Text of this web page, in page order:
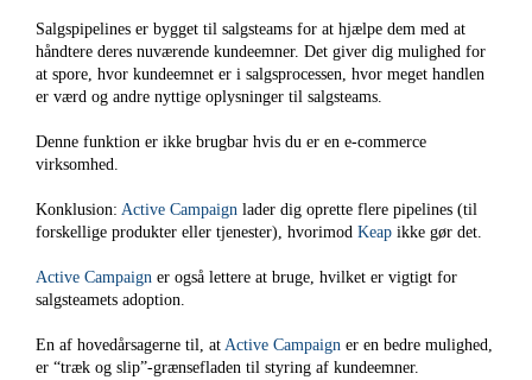
Salgspipelines er bygget til salgsteams for at hjælpe dem med at
håndtere deres nuværende kundeemner. Det giver dig mulighed for
at spore, hvor kundeemnet er i salgsprocessen, hvor meget handlen
er værd og andre nyttige oplysninger til salgsteams.
Denne funktion er ikke brugbar hvis du er en e-commerce
virksomhed.
Konklusion: Active Campaign lader dig oprette flere pipelines (til
forskellige produkter eller tjenester), hvorimod Keap ikke gør det.
Active Campaign er også lettere at bruge, hvilket er vigtigt for
salgsteamets adoption.
En af hovedårsagerne til, at Active Campaign er en bedre mulighed,
er “træk og slip”-grænsefladen til styring af kundeemner.